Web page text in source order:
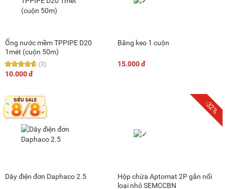
Ống nước mềm TPPIPE D20
1mét (cuộn 50m)
(3)
10.000 đ
Băng keo 1 cuộn
15.000 đ
Dây điện đơn Daphaco 2.5
-32%
Hộp chứa Aptomat 2P gắn nổi
loại nhỏ SEMCCBN